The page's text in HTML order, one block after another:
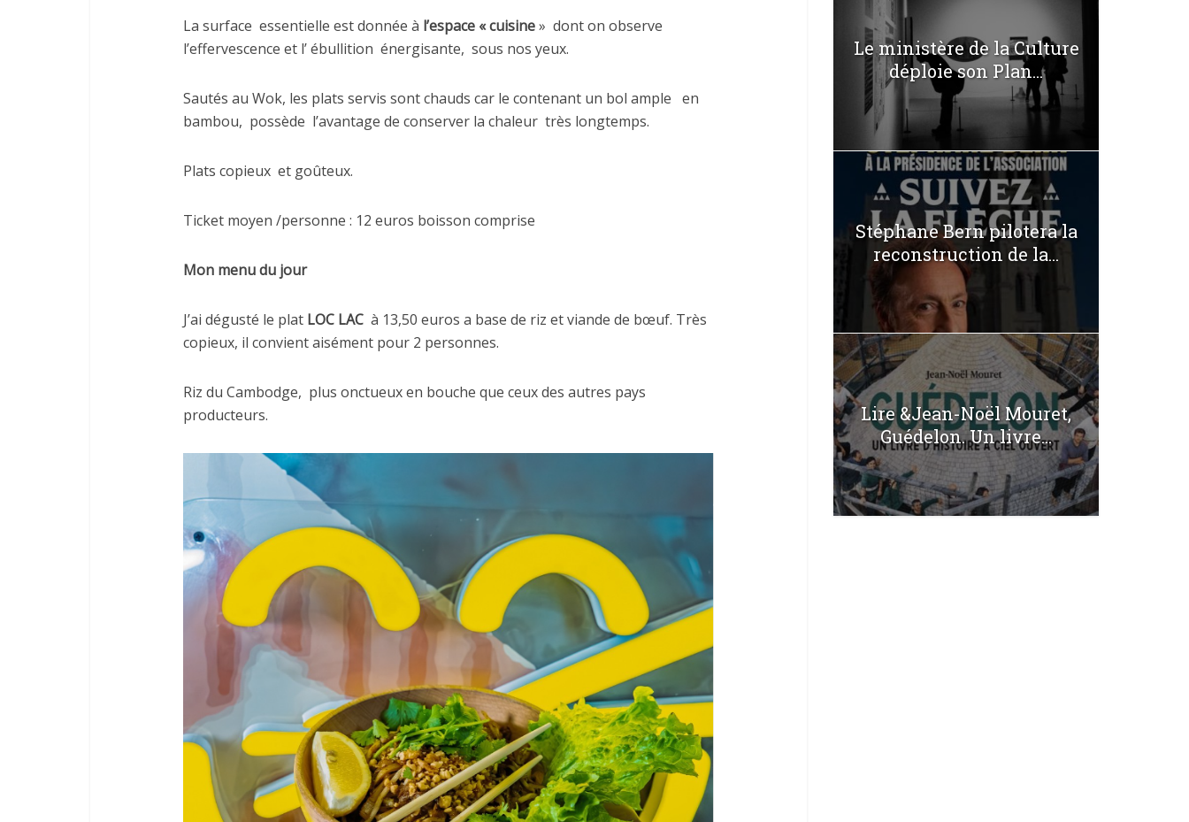
La surface essentielle est donnée à l’espace « cuisine» dont on observe
l’effervescence et l’ ébullition énergisante, sous nos yeux.
Sautés au Wok, les plats servis sont chauds car le contenant un bol ample en
bambou, possède l’avantage de conserver la chaleur très longtemps.
Plats copieux et goûteux.
Ticket moyen /personne : 12 euros boisson comprise
Mon menu du jour
J’ai dégusté le plat LOC LAC à 13,50 euros a base de riz et viande de bœuf. Très
copieux, il convient aisément pour 2 personnes.
Riz du Cambodge, plus onctueux en bouche que ceux des autres pays
producteurs.
Le ministère de la Culture
déploie son Plan...
Stéphane Bern pilotera la
reconstruction de la...
Lire &Jean-Noël Mouret,
Guédelon. Un livre...